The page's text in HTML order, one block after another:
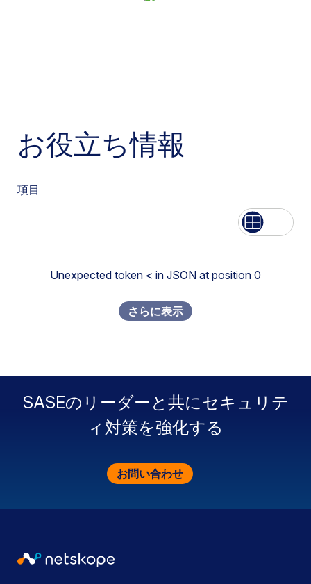
お役立ち情報
項目
List Grid
Unexpected token < in JSON at position 0
さらに表示
SASEのリーダーと共にセキュリテ
ィ対策を強化する
お問い合わせ